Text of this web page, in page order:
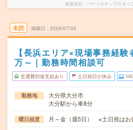
派遣会社 パーソルテンプスタッ
未読 掲載日 2026/07/03
【長浜エリア×現場事務経
万～｜勤務時間相談可
交通費別途支給あり 土日祝日が休み
勤務地
大分県大分市
大分駅から車8分
曜日頻度 月～金（週5日） ※土日祝はお